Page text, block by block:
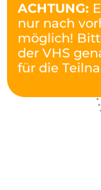
ACHTUNG:
nur nach
möglich!
der VHS
für die